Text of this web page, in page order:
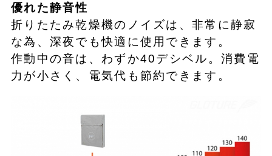
優れた静音性
折りたたみ乾燥機のノイズは、非常に静寂
な為、深夜でも快適に使用できます。
作動中の音は、わずか40デシベル。消費電
力が小さく、電気代も節約できます。